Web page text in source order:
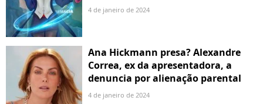
4 de janeiro de 2024
Ana Hickmann presa? Alexandre
Correa, ex da apresentadora, a
denuncia por alienação parental
4 de janeiro de 2024